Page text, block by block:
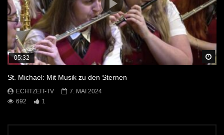
05:32
St. Michael: Mit Musik zu den Sternen
ECHTZEIT-TV
7. MAI 2024
692
1